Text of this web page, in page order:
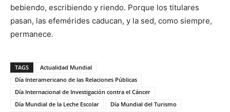
bebiendo, escribiendo y riendo. Porque los titulares
pasan, las efemérides caducan, y la sed, como siempre,
permanece.
TAGS
Actualidad Mundial
Día Interamericano de las Relaciones Públicas
Día Internacional de Investigación contra el Cáncer
Día Mundial de la Leche Escolar
Día Mundial del Turismo